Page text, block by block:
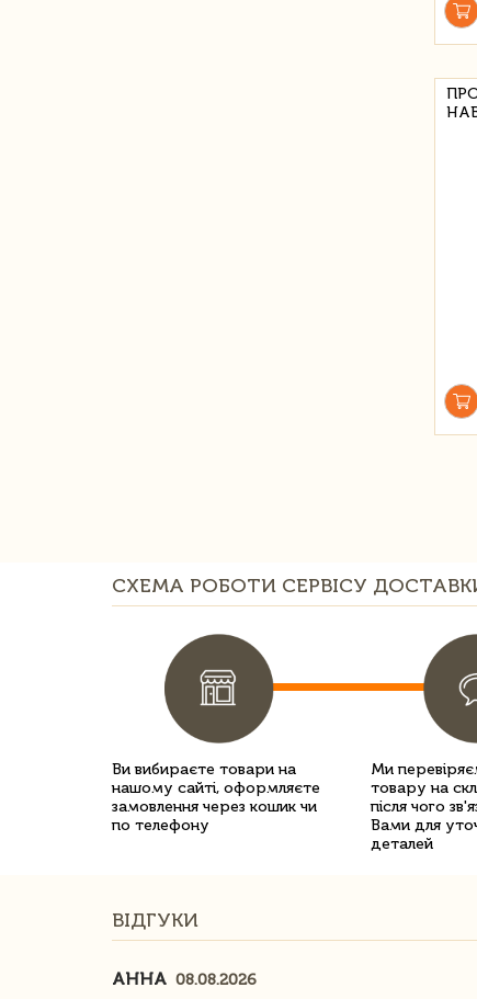
СХЕМА РОБОТИ СЕРВІСУ ДОСТАВКИ
Ви вибираєте товари на
нашому сайті, оформляєте
замовлення через кошик чи
по телефону
Ми
товару на
після чого
Вами для
деталей
ВІДГУКИ
АННА 08.08.2026